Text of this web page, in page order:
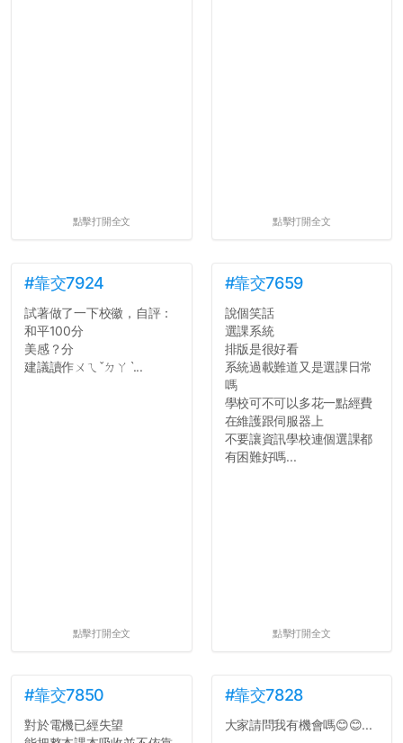
點擊打開全文 點擊打開全文
#靠交7924
試著做了一下校徽，自評：
和平100分
美感？分
建議讀作ㄨㄟˇㄉㄚˋ...
點擊打開全文
#靠交7659
說個笑話
選課系統
排版是很好看
系統過載難道又是選課日常
嗎
學校可不可以多花一點經費
在維護跟伺服器上
不要讓資訊學校連個選課都
有困難好嗎...
點擊打開全文
#靠交7850
對於電機已經失望
#靠交7828
大家請問我有機會嗎😊😊...